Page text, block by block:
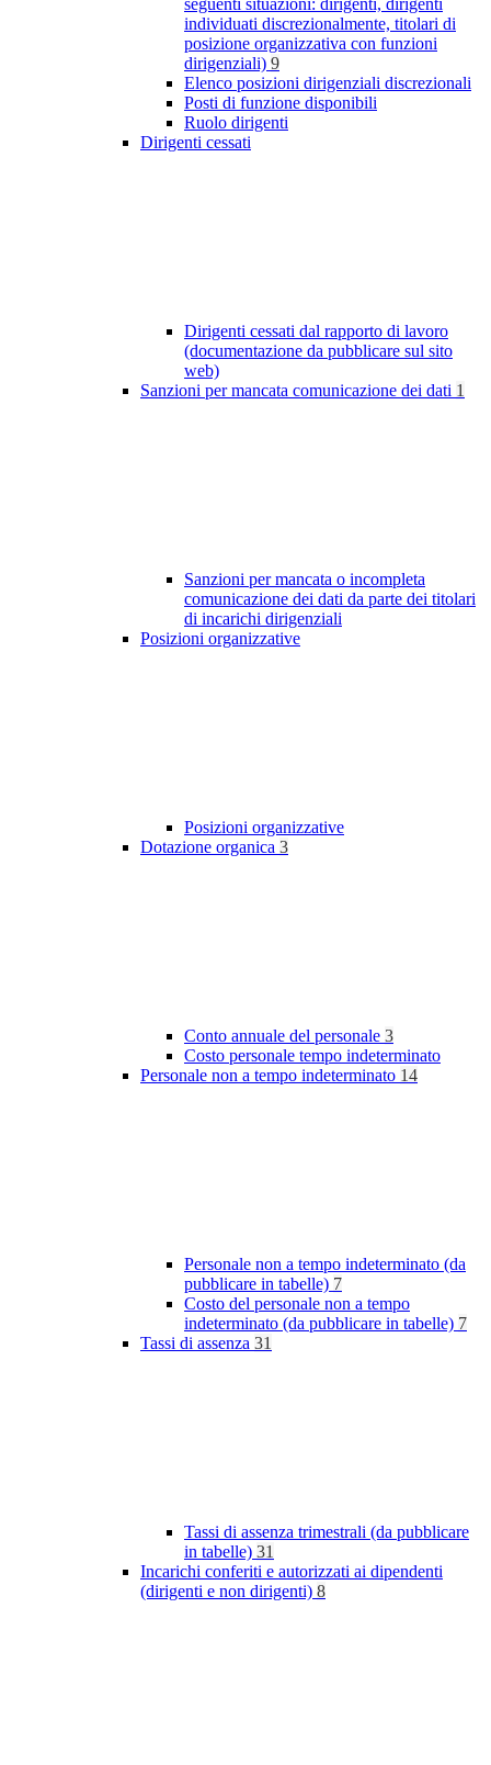
seguenti situazioni: dirigenti, dirigenti
individuati discrezionalmente, titolari di
posizione organizzativa con funzioni
dirigenziali) 9
Elenco posizioni dirigenziali discrezionali
Posti di funzione disponibili
Ruolo dirigenti
Dirigenti cessati
Dirigenti cessati dal rapporto di lavoro
(documentazione da pubblicare sul sito
web)
Sanzioni per mancata comunicazione dei dati 1
Sanzioni per mancata o incompleta
comunicazione dei dati da parte dei titolari
di incarichi dirigenziali
Posizioni organizzative
Posizioni organizzative
Dotazione organica 3
Conto annuale del personale 3
Costo personale tempo indeterminato
Personale non a tempo indeterminato 14
Personale non a tempo indeterminato (da
pubblicare in tabelle) 7
Costo del personale non a tempo
indeterminato (da pubblicare in tabelle) 7
Tassi di assenza 31
Tassi di assenza trimestrali (da pubblicare
in tabelle) 31
Incarichi conferiti e autorizzati ai dipendenti
(dirigenti e non dirigenti) 8